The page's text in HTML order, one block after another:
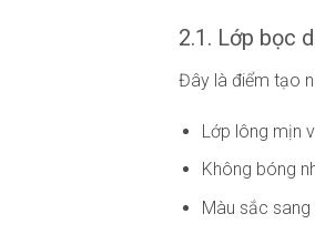
2.1. Lớp bọc
Đây là điểm tạo
Lớp lông mịn
Không bóng
Màu sắc sang